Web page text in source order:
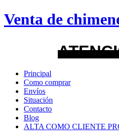
Venta de
Principal
Como comprar
Envíos
Situación
Contacto
Blog
ALTA COMO CLIENTE
android
Menu Style
Mega
Css
Dropline